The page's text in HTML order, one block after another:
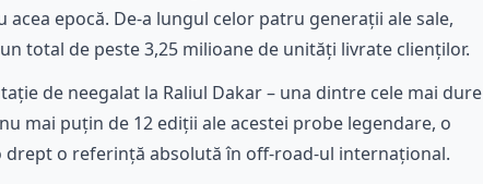
epocă. De-a lungul celor patru generații ale sale,
total de peste 3,25 milioane de unități livrate clienților.
de neegalat la Raliul Dakar – una dintre cele mai dure
mai puțin de 12 ediții ale acestei probe legendare, o
o referință absolută în off-road-ul internațional.